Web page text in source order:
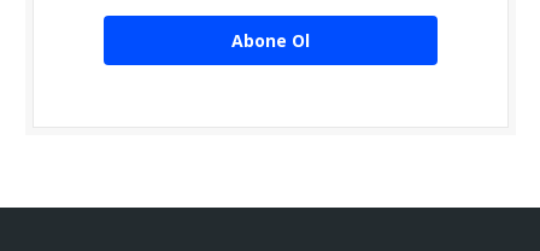
Abone Ol